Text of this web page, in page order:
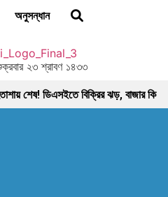
অনুসন্ধান
২৩ শ্রাবণ ১৪৩৩
শেষ! ডিএসইতে বিক্রির ঝড়, বাজার কি
বাজারের পরবর্তী গন্তব্য কোথায়?